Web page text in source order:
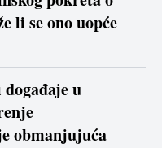
li se ono uopće
u
obmanjujuća